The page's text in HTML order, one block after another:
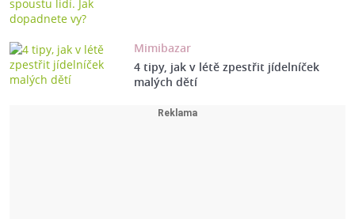
Mimibazar
4 tipy, jak v létě zpestřit jídelníček
malých dětí